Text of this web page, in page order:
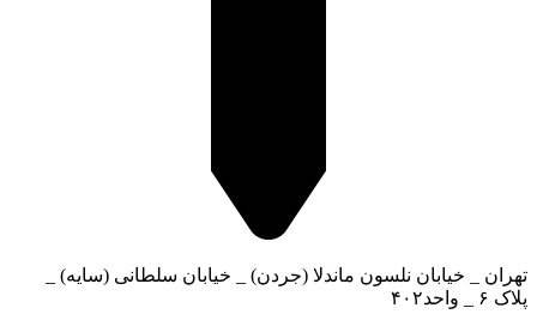
تهران _ خیابان نلسون ماندلا (جردن) _ خیابان سلطانی (سایه) _
پلاک ۶ _ واحد۴۰۲